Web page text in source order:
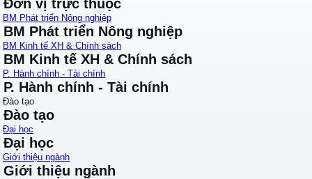
Đơn vị trực thuộc
BM Phát triển Nông nghiệp
BM Phát triển Nông nghiệp
BM Kinh tế XH & Chính sách
BM Kinh tế XH & Chính sách
P. Hành chính - Tài chính
P. Hành chính - Tài chính
Đào tạo
Đào tạo
Đại học
Đại học
Giới thiệu ngành
Giới thiệu ngành